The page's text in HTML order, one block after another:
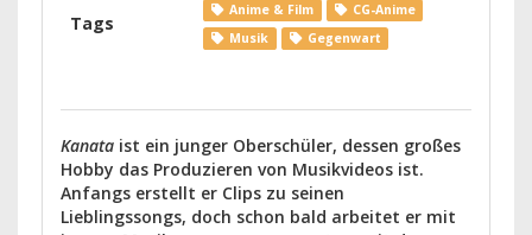
Tags
Anime & Film
CG-Anime
Musik
Gegenwart
Kanata ist ein junger Oberschüler, dessen großes
Hobby das Produzieren von Musikvideos ist.
Anfangs erstellt er Clips zu seinen
Lieblingssongs, doch schon bald arbeitet er mit